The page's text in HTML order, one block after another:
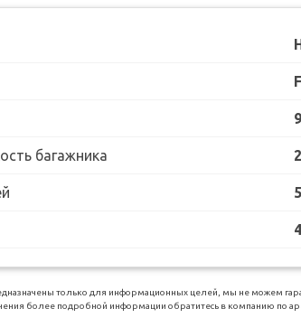
багажника
5
только для информационных целей, мы не можем
более подробной информации обратитесь в компанию по